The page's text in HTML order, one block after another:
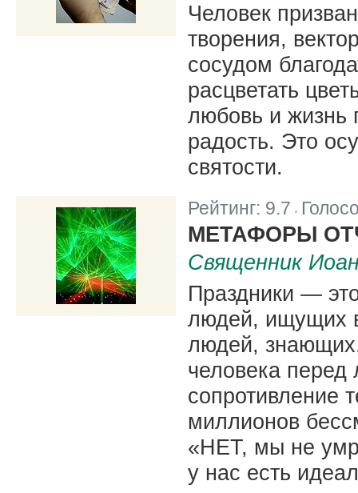
Человек
творения,
сосудом
расцветать
любовь и жизнь
радость. Это
святости.
Рейтинг: 9.7
МЕТАФОРЫ
Священник
Праздники —
людей, ищущих
людей,
человека
сопротивление
миллионов
«НЕТ, мы не
у нас есть